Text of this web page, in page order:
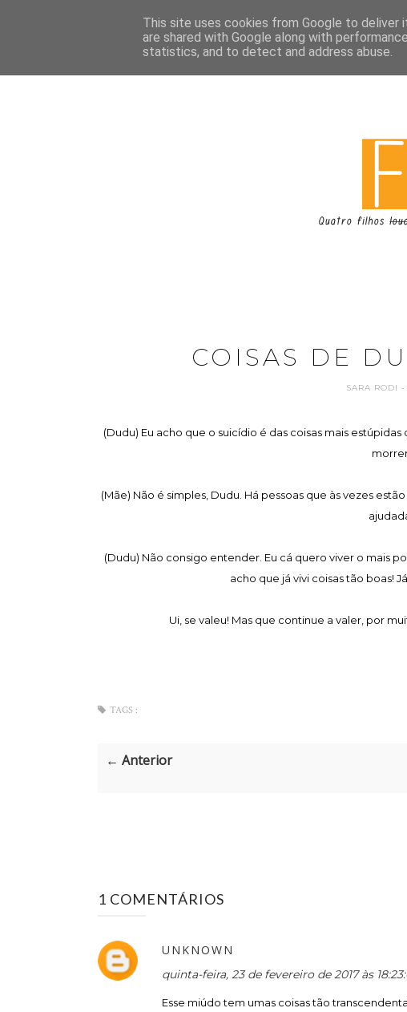
COISAS DE
SARA RODI -
(Dudu) Eu acho que o suicídio é das coisas mais
(Mãe) Não é simples, Dudu. Há pessoas que às vezes
(Dudu) Não consigo entender. Eu cá quero viver o mais
acho que já vivi coisas tão boas!
Ui, se valeu! Mas que continue a valer, por
TAGS :
← Anterior
1 COMENTÁRIOS
UNKNOWN
quinta-feira, 23 de fevereiro de 2017 às
Esse miúdo tem umas coisas tão
This site uses cookies from Google to deliver
are shared with Google along with
statistics, and to detect and address abuse.